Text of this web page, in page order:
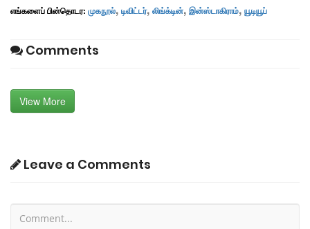
எங்களைப் பின்தொடர: முகநூல், டிவிட்டர், லிங்க்டின், இன்ஸ்டாகிராம், யூடியூப்
Comments
View More
Leave a Comments